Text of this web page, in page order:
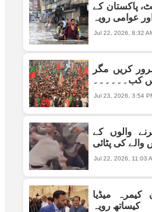
پاکستان کے
عوامی رویہ
Jul 22, 2026, 8:32
کریں مگر
کب۔۔۔۔۔۔
Jul 23, 2026, 3:54
والوں کے
والے کی پٹائی
Jul 22, 2026, 11:03
کیمرہ میڈیا
کیساتھ رویہ